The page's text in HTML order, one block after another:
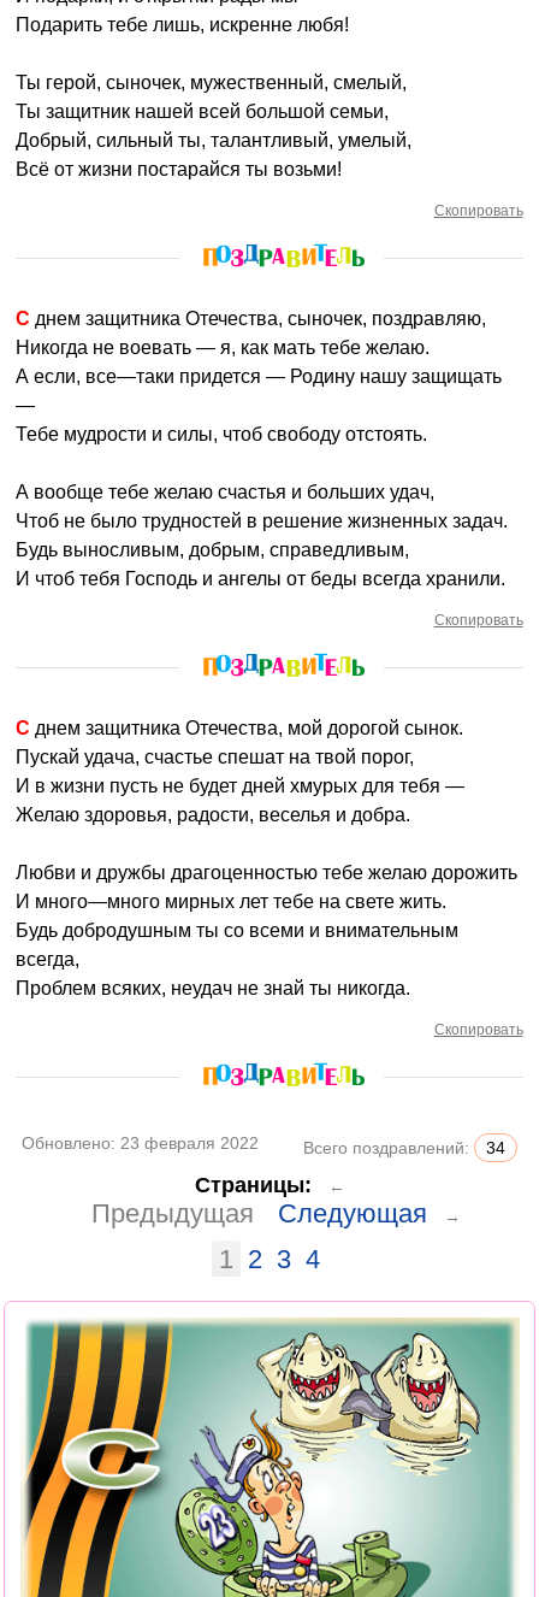
Подарить тебе лишь, искренне любя!
Ты герой, сыночек, мужественный, смелый,
Ты защитник нашей всей большой семьи,
Добрый, сильный ты, талантливый, умелый,
Всё от жизни постарайся ты возьми!
Скопировать
С днем защитника Отечества, сыночек, поздравляю,
Никогда не воевать — я, как мать тебе желаю.
А если, все—таки придется — Родину нашу защищать
—
Тебе мудрости и силы, чтоб свободу отстоять.
А вообще тебе желаю счастья и больших удач,
Чтоб не было трудностей в решение жизненных задач.
Будь выносливым, добрым, справедливым,
И чтоб тебя Господь и ангелы от беды всегда хранили.
Скопировать
С днем защитника Отечества, мой дорогой сынок.
Пускай удача, счастье спешат на твой порог,
И в жизни пусть не будет дней хмурых для тебя —
Желаю здоровья, радости, веселья и добра.
Любви и дружбы драгоценностью тебе желаю дорожить
И много—много мирных лет тебе на свете жить.
Будь добродушным ты со всеми и внимательным
всегда,
Проблем всяких, неудач не знай ты никогда.
Скопировать
Обновлено: 23 февраля 2022 Всего поздравлений: 34
Страницы: ←
Предыдущая Следующая →
1 2 3 4